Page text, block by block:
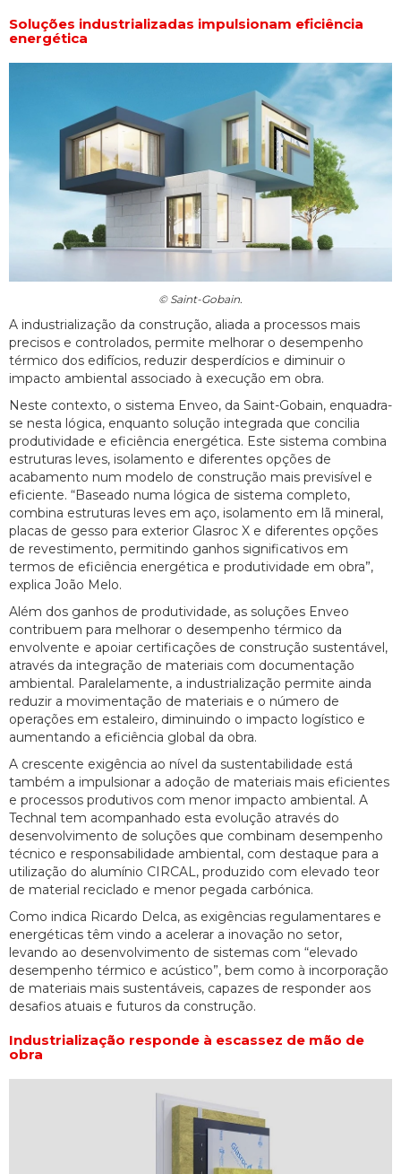
Soluções industrializadas impulsionam eficiência
energética
© Saint-Gobain.
A industrialização da construção, aliada a processos mais
precisos e controlados, permite melhorar o desempenho
térmico dos edifícios, reduzir desperdícios e diminuir o
impacto ambiental associado à execução em obra.
Neste contexto, o sistema Enveo, da Saint-Gobain, enquadra-
se nesta lógica, enquanto solução integrada que concilia
produtividade e eficiência energética. Este sistema combina
estruturas leves, isolamento e diferentes opções de
acabamento num modelo de construção mais previsível e
eficiente. “Baseado numa lógica de sistema completo,
combina estruturas leves em aço, isolamento em lã mineral,
placas de gesso para exterior Glasroc X e diferentes opções
de revestimento, permitindo ganhos significativos em
termos de eficiência energética e produtividade em obra”,
explica João Melo.
Além dos ganhos de produtividade, as soluções Enveo
contribuem para melhorar o desempenho térmico da
envolvente e apoiar certificações de construção sustentável,
através da integração de materiais com documentação
ambiental. Paralelamente, a industrialização permite ainda
reduzir a movimentação de materiais e o número de
operações em estaleiro, diminuindo o impacto logístico e
aumentando a eficiência global da obra.
A crescente exigência ao nível da sustentabilidade está
também a impulsionar a adoção de materiais mais eficientes
e processos produtivos com menor impacto ambiental. A
Technal tem acompanhado esta evolução através do
desenvolvimento de soluções que combinam desempenho
técnico e responsabilidade ambiental, com destaque para a
utilização do alumínio CIRCAL, produzido com elevado teor
de material reciclado e menor pegada carbónica.
Como indica Ricardo Delca, as exigências regulamentares e
energéticas têm vindo a acelerar a inovação no setor,
levando ao desenvolvimento de sistemas com “elevado
desempenho térmico e acústico”, bem como à incorporação
de materiais mais sustentáveis, capazes de responder aos
desafios atuais e futuros da construção.
Industrialização responde à escassez de mão de
obra